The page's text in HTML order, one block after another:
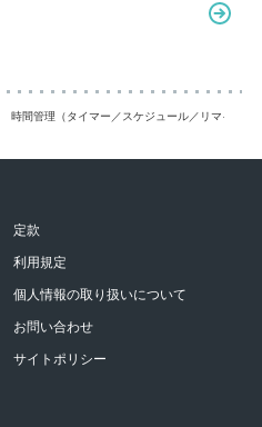
時間管理（タイマー／スケジュール／リマインダ
定款
利用規定
個人情報の取り扱いについて
お問い合わせ
サイトポリシー